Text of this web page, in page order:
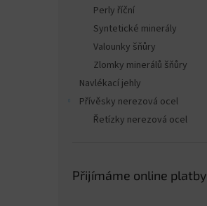
Perly říční
Syntetické minerály
Valounky šňůry
Zlomky minerálů šňůry
Navlékací jehly
Přívěsky nerezová ocel
Řetízky nerezová ocel
Přijímáme online platby